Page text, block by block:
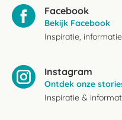
Facebook
Bekijk Facebook
Inspiratie,
Instagram
Ontdek onze
Inspiratie &